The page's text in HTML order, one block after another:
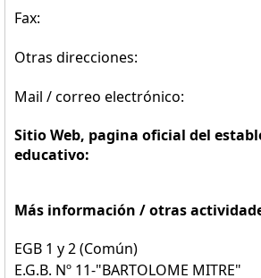
Fax:
Otras direcciones:
Mail / correo electrónico:
Sitio Web, pagina oficial del
educativo:
Más información / otras
EGB 1 y 2 (Común)
E.G.B. Nº 11-"BARTOLOME MITRE"